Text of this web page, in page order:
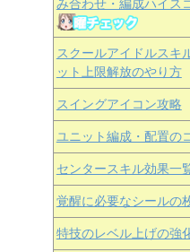
み合わせ・編成ハイス
スクールアイドルスキ
ット上限解放のやり方
スイングアイコン攻略
ユニット編成・配置の
センタースキル効果一
覚醒に必要なシールの
特技のレベル上げの強